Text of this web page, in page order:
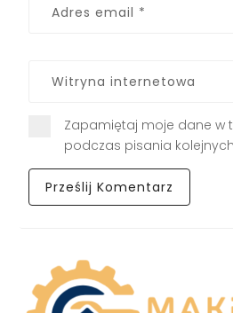
Zapamiętaj moje dane w
podczas pisania